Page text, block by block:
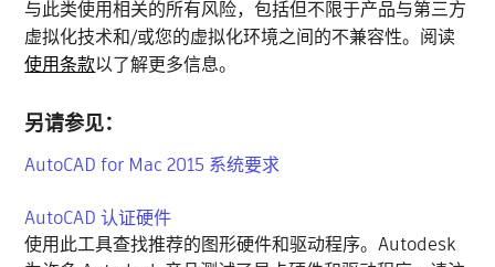
与此类使用相关的所有风险，包括但不限于产品与第三方
虚拟化技术和/或您的虚拟化环境之间的不兼容性。阅读
使用条款以了解更多信息。
另请参见：
AutoCAD for Mac 2015 系统要求
AutoCAD 认证硬件
使用此工具查找推荐的图形硬件和驱动程序。Autodesk